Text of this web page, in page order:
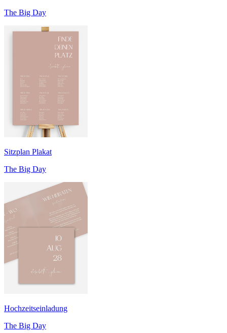
The Big Day
Sitzplan Plakat
The Big Day
Hochzeitseinladung
The Big Day